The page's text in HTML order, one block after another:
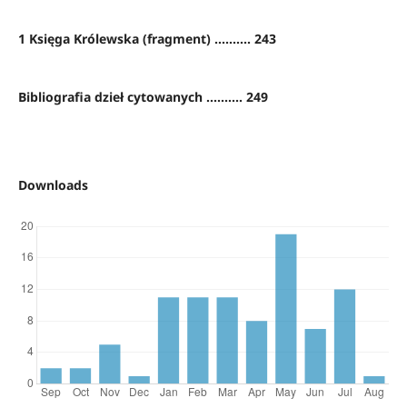
1 Księga Królewska (fragment) .......... 243
Bibliografia dzieł cytowanych .......... 249
Downloads